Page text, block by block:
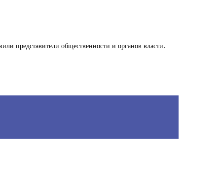
представители общественности и органов власти.